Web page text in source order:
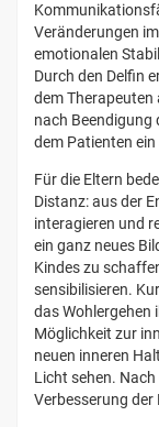
Veränderungen
emotionalen
Durch den Delfin
dem Therapeuten
nach Beendigung
dem Patienten
Für die Eltern
Distanz: aus der
interagieren und
ein ganz neues
Kindes zu
sensibilisieren.
das Wohlergehen
Möglichkeit zur
neuen inneren
Licht sehen.
Verbesserung